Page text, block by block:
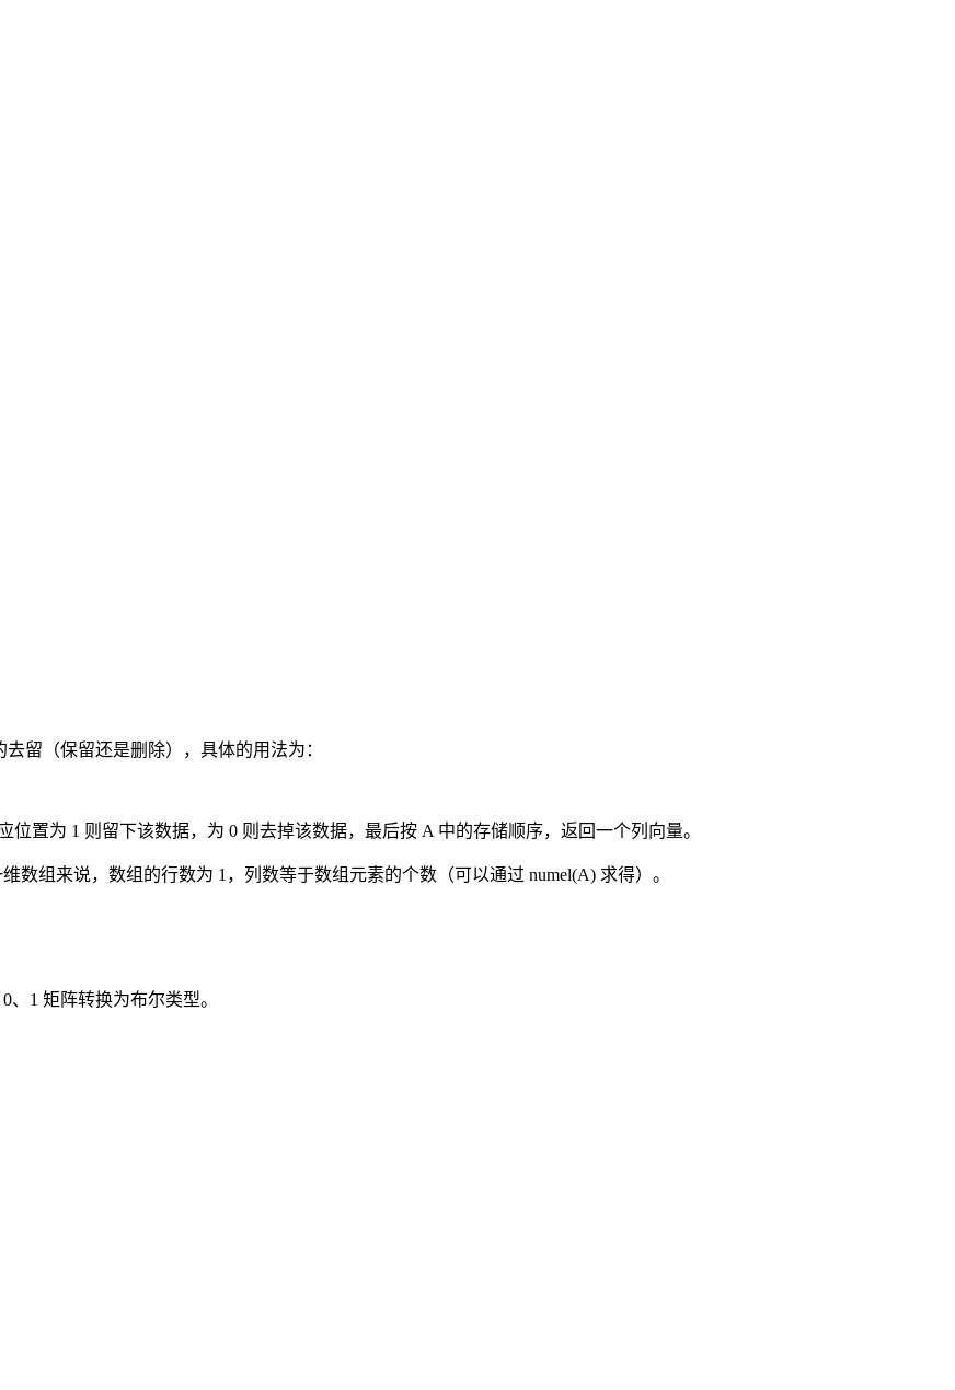
留（保留还是删除），具体的用法为：
位置为 1 则留下该数据，为 0 则去掉该数据，最后按 A 中的存储顺序，返回一个列向量。
数组来说，数组的行数为 1，列数等于数组元素的个数（可以通过 numel(A) 求得）。
1 矩阵转换为布尔类型。